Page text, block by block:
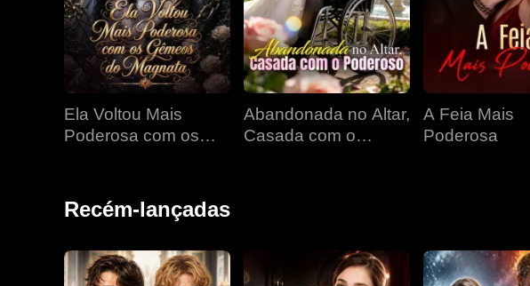
Ela Voltou Mais
Poderosa com os
Abandonada no Altar,
Casada com o
A Feia Mais
Poderosa
Recém-lançadas